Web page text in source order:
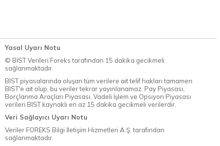
Yasal Uyarı Notu
© BİST Verileri Foreks tarafından 15 dakika gecikmeli
sağlanmaktadır.
BIST piyasalarında oluşan tüm verilere ait telif hakları tamamen
BIST'e ait olup, bu veriler tekrar yayınlanamaz. Pay Piyasası,
Borçlanma Araçları Piyasası, Vadeli İşlem ve Opsiyon Piyasası
verileri BIST kaynaklı en az 15 dakika gecikmeli verilerdir.
Veri Sağlayıcı Uyarı Notu
Veriler FOREKS Bilgi İletişim Hizmetleri A.Ş. tarafından
sağlanmaktadır.